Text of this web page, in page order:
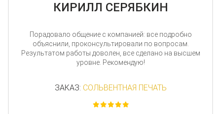
КИРИЛЛ СЕРЯБКИН
Порадовало общение с компанией: все подробно
объяснили, проконсультировали по вопросам.
Результатом работы доволен, все сделано на высшем
уровне. Рекомендую!
ЗАКАЗ: СОЛЬВЕНТНАЯ ПЕЧАТЬ